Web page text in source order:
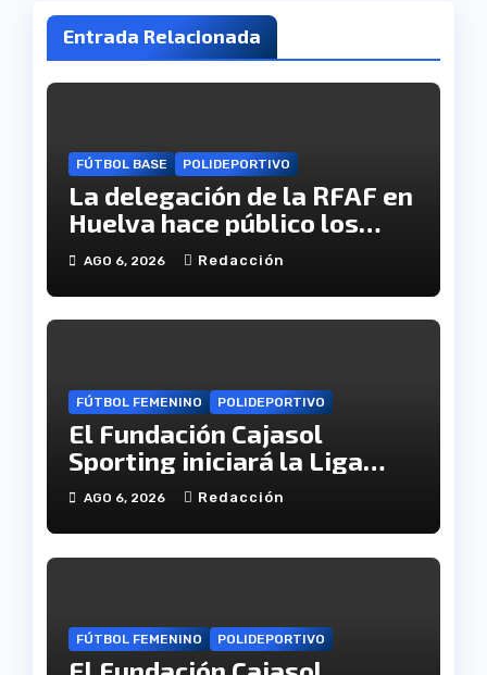
Entrada Relacionada
FÚTBOL BASE POLIDEPORTIVO
La delegación de la RFAF en
Huelva hace público los
calendarios de la categoría
juvenil
AGO 6, 2026 Redacción
FÚTBOL FEMENINO POLIDEPORTIVO
El Fundación Cajasol
Sporting iniciará la Liga
recibiendo al Cacereño
AGO 6, 2026 Redacción
FÚTBOL FEMENINO POLIDEPORTIVO